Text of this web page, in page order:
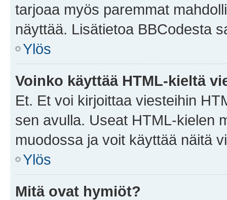
tarjoaa myös paremmat
näyttää. Lisätietoa BBCodesta
Ylös
Voinko käyttää HTML-kieltä
Et. Et voi kirjoittaa viesteihin
sen avulla. Useat HTML-kielen
muodossa ja voit käyttää näitä
Ylös
Mitä ovat hymiöt?